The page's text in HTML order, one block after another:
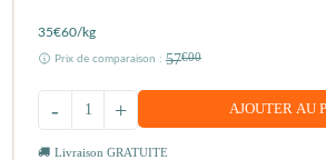
35€60/kg
Prix de comparaison : 57€00
+
- AJOUTER AU
Livraison GRATUITE